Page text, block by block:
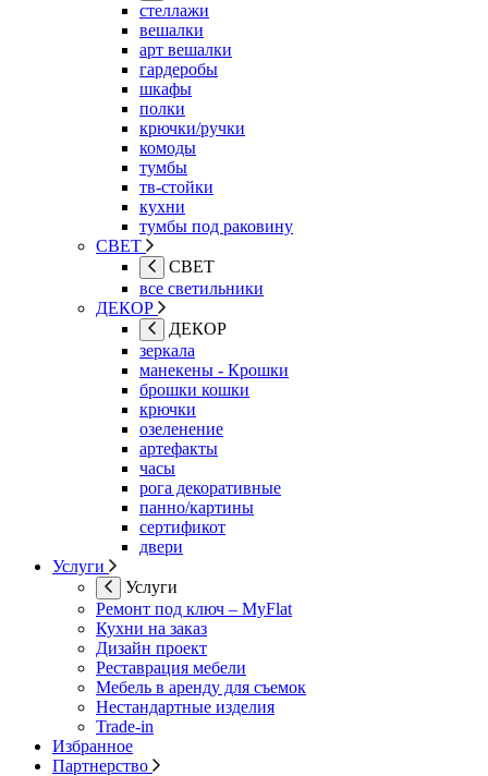
стеллажи
вешалки
арт вешалки
гардеробы
шкафы
полки
крючки/ручки
комоды
тумбы
тв-стойки
кухни
тумбы под раковину
СВЕТ
СВЕТ
все светильники
ДЕКОР
ДЕКОР
зеркала
манекены - Крошки
брошки кошки
крючки
озеленение
артефакты
часы
рога декоративные
панно/картины
сертификот
двери
Услуги
Услуги
Ремонт под ключ – MyFlat
Кухни на заказ
Дизайн проект
Реставрация мебели
Мебель в аренду для съемок
Нестандартные изделия
Trade-in
Избранное
Партнерство